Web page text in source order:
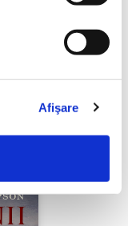
Afişare
orwelliană